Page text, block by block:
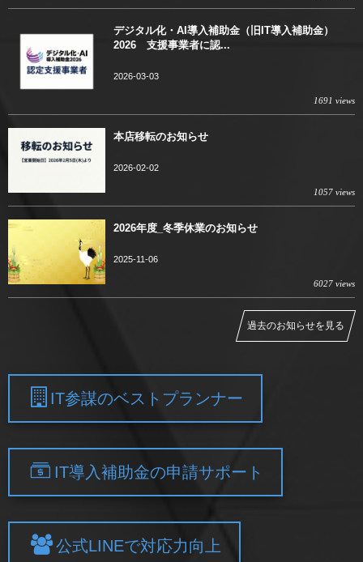
デジタル化・AI導入補助金（旧IT導入補助金）
2026 支援事業者に認...
2026-03-03
1691 views
本店移転のお知らせ
2026-02-02
1057 views
2026年度_冬季休業のお知らせ
2025-11-06
6027 views
過去のお知らせを見る
IT参謀のベストプランナー
IT導入補助金の申請サポート
公式LINEで対応力向上